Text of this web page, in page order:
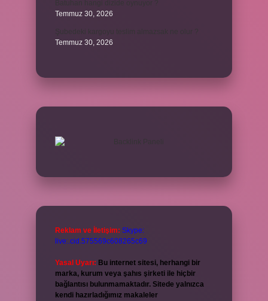
Temmuz 30, 2026
Temmuz 30, 2026
Reklam ve İletişim: Skype:
live:.cid.575569c608265c69
Yasal Uyarı: Bu internet sitesi, herhangi bir
marka, kurum veya şahıs şirketi ile hiçbir
bağlantısı bulunmamaktadır. Sitede yalnızca
kendi hazırladığımız makaleler